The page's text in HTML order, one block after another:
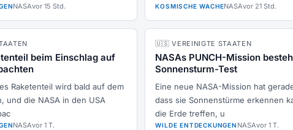
NASAvor 15 Std. KOSMISCHE WACHENASAvor 21 Std.
beim Einschlag auf
Raketenteil wird bald auf dem
und die NASA in den USA
NASAvor 1 T.
🇺🇸 VEREINIGTE STAATEN
NASAs PUNCH-Mission
Sonnensturm-Test
Eine neue NASA-Mission hat
dass sie Sonnenstürme erkennen
die Erde treffen, u
WILDE ENTDECKUNGEN NASAvor 1 T.